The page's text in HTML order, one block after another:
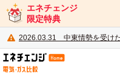
エネチェンジ
限定特典
2026.03.31
電力・ガ